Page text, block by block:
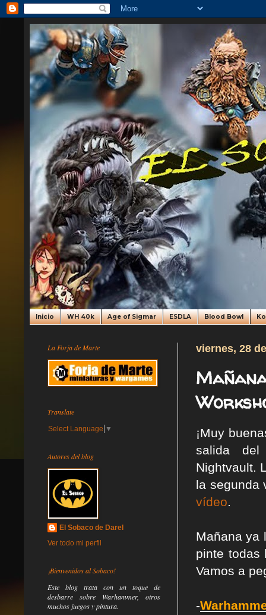
Inicio WH 40k Age of Sigmar ESDLA Blood Bowl
viernes, 28
¡Muy
salida del
Nightvault.
la segunda
vídeo.
Mañana ya
pinte todas
Vamos a
-
La Forja de Marte
Translate
Select Language ▼
Autores del blog
El Sobaco de Darel
Ver todo mi perfil
¡Bienvenidos al Sobaco!
Este blog trata con un toque de
desbarre sobre Warhammer, otros
muchos juegos y pintura.